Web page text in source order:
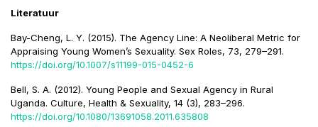
Literatuur
Bay-Cheng, L. Y. (2015). The Agency Line: A Neoliberal Metric for
Appraising Young Women’s Sexuality. Sex Roles, 73, 279–291.
https://doi.org/10.1007/s11199-015-0452-6
Bell, S. A. (2012). Young People and Sexual Agency in Rural
Uganda. Culture, Health & Sexuality, 14 (3), 283–296.
https://doi.org/10.1080/13691058.2011.635808